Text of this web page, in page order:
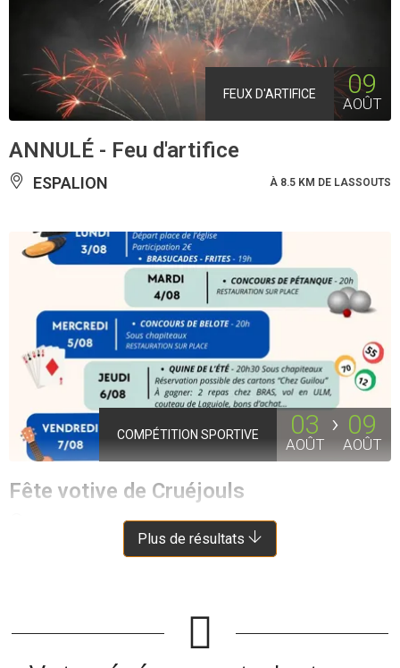
FEUX D'ARTIFICE 09
AOÛT
ANNULÉ - Feu d'artifice
ESPALION À 8.5 KM DE LASSOUTS
COMPÉTITION SPORTIVE 03
AOÛT
09
AOÛT
Fête votive de Cruéjouls
PALMAS D'AVEYRON
Plus de résultats